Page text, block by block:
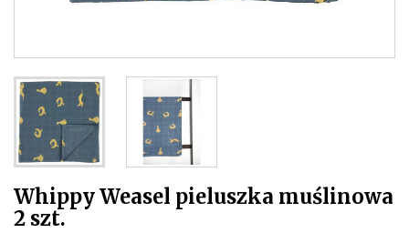
Whippy Weasel pieluszka muślinowa
2 szt.